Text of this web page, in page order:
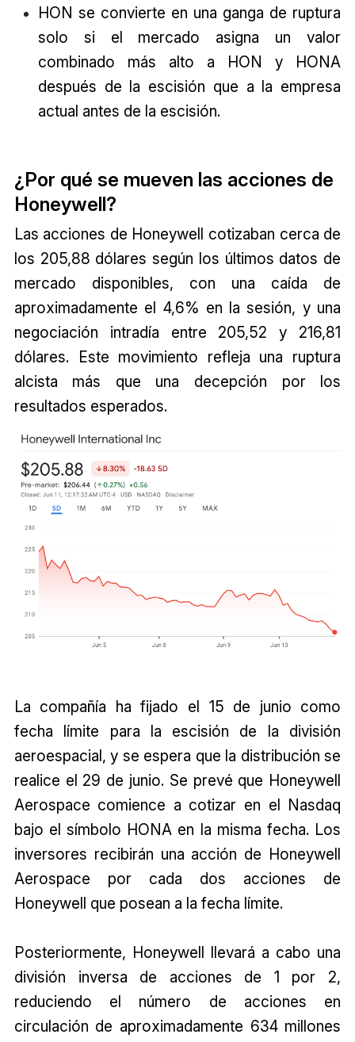
HON se convierte en una ganga de ruptura
solo si el mercado asigna un valor
combinado más alto a HON y HONA
después de la escisión que a la empresa
actual antes de la escisión.
¿Por qué se mueven las acciones de
Honeywell?
Las acciones de Honeywell cotizaban cerca de
los 205,88 dólares según los últimos datos de
mercado disponibles, con una caída de
aproximadamente el 4,6% en la sesión, y una
negociación intradía entre 205,52 y 216,81
dólares. Este movimiento refleja una ruptura
alcista más que una decepción por los
resultados esperados.
La compañía ha fijado el 15 de junio como
fecha límite para la escisión de la división
aeroespacial, y se espera que la distribución se
realice el 29 de junio. Se prevé que Honeywell
Aerospace comience a cotizar en el Nasdaq
bajo el símbolo HONA en la misma fecha. Los
inversores recibirán una acción de Honeywell
Aerospace por cada dos acciones de
Honeywell que posean a la fecha límite.
Posteriormente, Honeywell llevará a cabo una
división inversa de acciones de 1 por 2,
reduciendo el número de acciones en
circulación de aproximadamente 634 millones